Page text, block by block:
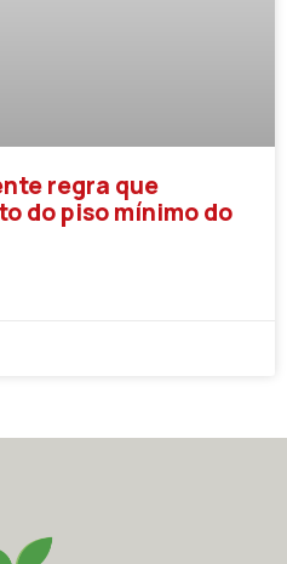
regra que
do piso mínimo do